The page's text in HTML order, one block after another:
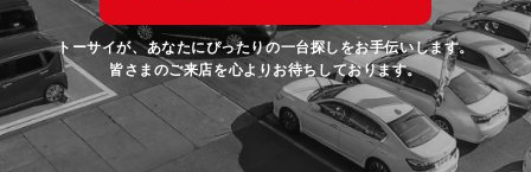
トーサイが、あなたにぴったりの一台探しをお手伝いします。
皆さまのご来店を心よりお待ちしております。